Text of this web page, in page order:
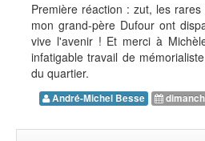
Première réaction : zut, les
mon grand-père Dufour ont
vive l'avenir ! Et merci à
infatigable travail de
du quartier.
André-Michel Besse